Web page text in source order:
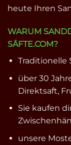
heute Ihren
WARUM
SÄFTE.COM?
Traditionelle
über 30
Direktsaft,
Sie kaufen
unsere